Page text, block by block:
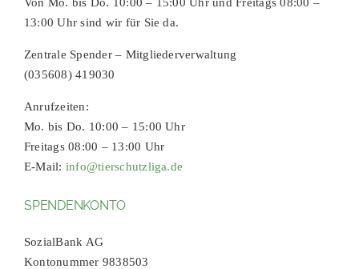
13:00 Uhr sind wir für Sie da.
Zentrale Spender – Mitgliederverwaltung
(035608) 419030
Anrufzeiten:
Mo. bis Do. 10:00 – 15:00 Uhr
Freitags 08:00 – 13:00 Uhr
E-Mail: info@tierschutzliga.de
SPENDENKONTO
SozialBank AG
Kontonummer 9838503